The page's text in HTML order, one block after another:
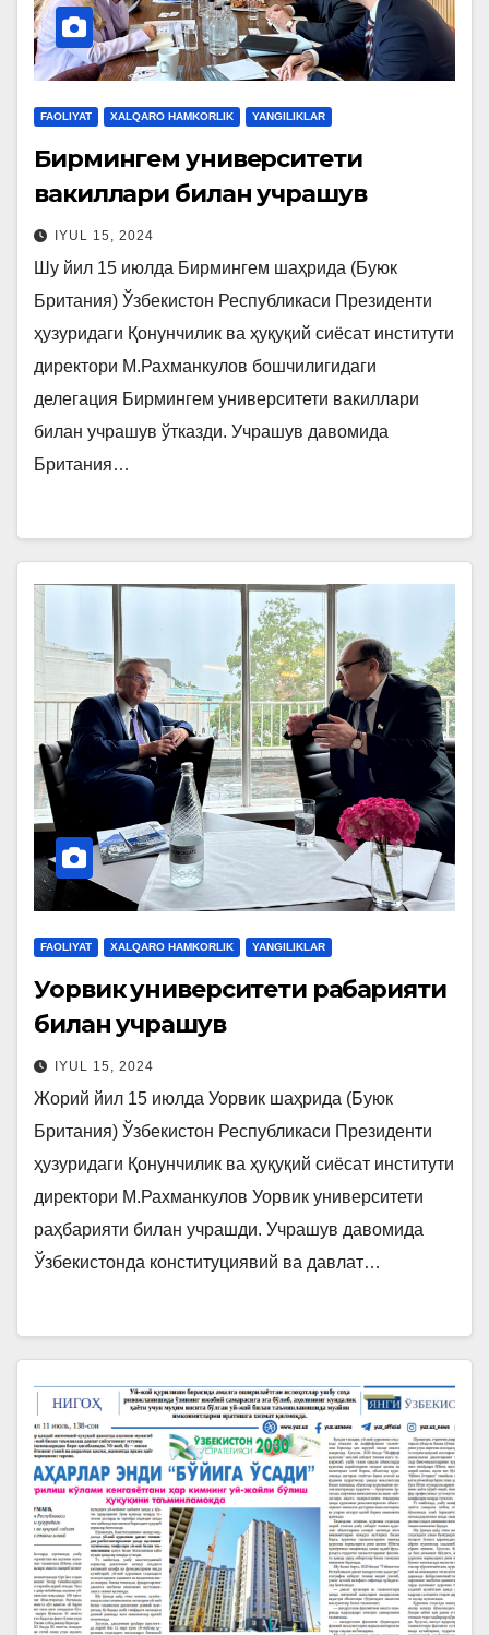
FAOLIYAT XALQARO HAMKORLIK YANGILIKLAR
Бирмингем университети
вакиллари билан учрашув
IYUL 15, 2024
Шу йил 15 июлда Бирмингем шаҳрида (Буюк
Британия) Ўзбекистон Республикаси Президенти
ҳузуридаги Қонунчилик ва ҳуқуқий сиёсат институти
директори М.Рахманкулов бошчилигидаги
делегация Бирмингем университети вакиллари
билан учрашув ўтказди. Учрашув давомида
Британия…
FAOLIYAT XALQARO HAMKORLIK YANGILIKLAR
Уорвик университети раҳбарияти
билан учрашув
IYUL 15, 2024
Жорий йил 15 июлда Уорвик шаҳрида (Буюк
Британия) Ўзбекистон Республикаси Президенти
ҳузуридаги Қонунчилик ва ҳуқуқий сиёсат институти
директори М.Рахманкулов Уорвик университети
раҳбарияти билан учрашди. Учрашув давомида
Ўзбекистонда конституциявий ва давлат…